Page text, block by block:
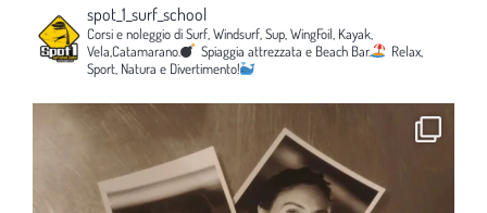
spot_1_surf_school
Corsi e noleggio di Surf, Windsurf, Sup, WingFoil, Kayak,
Vela,Catamarano.
Spiaggia attrezzata e Beach Bar.
Relax,
Sport, Natura e Divertimento!